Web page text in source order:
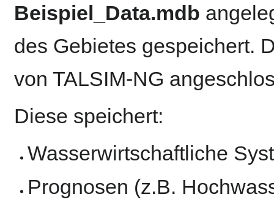
Beispiel_Data.mdb
des Gebietes gespeichert.
von TALSIM-NG
Diese speichert:
Wasserwirtschaftliche
Prognosen (z.B.